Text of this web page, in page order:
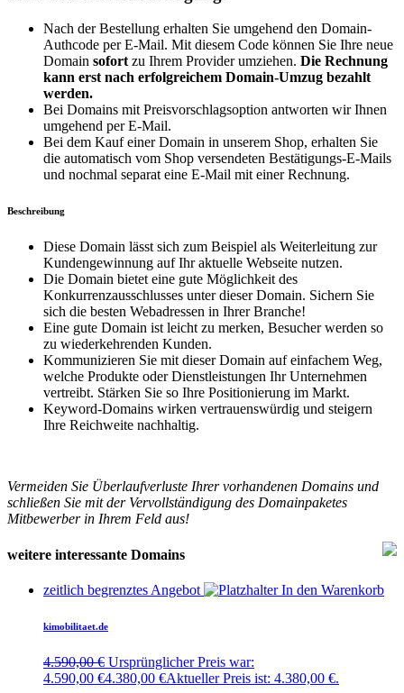
Nach der Bestellung erhalten Sie umgehend den Domain-
Authcode per E-Mail. Mit diesem Code können Sie Ihre neue
Domain sofortzu Ihrem Provider umziehen. Die Rechnung
kann erst nach erfolgreichem Domain-Umzug bezahlt
werden.
Bei Domains mit Preisvorschlagsoption antworten wir Ihnen
umgehend per E-Mail.
Bei dem Kauf einer Domain in unserem Shop, erhalten Sie
die automatisch vom Shop versendeten Bestätigungs-E-Mails
und nochmal separat eine E-Mail mit einer Rechnung.
Beschreibung
Diese Domain lässt sich zum Beispiel als Weiterleitung zur
Kundengewinnung auf Ihr aktuelle Webseite nutzen.
Die Domain bietet eine gute Möglichkeit des
Konkurrenzausschlusses unter dieser Domain. Sichern Sie
sich die besten Webadressen in Ihrer Branche!
Eine gute Domain ist leicht zu merken, Besucher werden so
zu wiederkehrenden Kunden.
Kommunizieren Sie mit dieser Domain auf einfachem Weg,
welche Produkte oder Dienstleistungen Ihr Unternehmen
vertreibt. Stärken Sie so Ihre Positionierung im Markt.
Keyword-Domains wirken vertrauenswürdig und steigern
Ihre Reichweite nachhaltig.
Vermeiden Sie Überlaufverluste Ihrer vorhandenen Domains und
schließen Sie mit der Vervollständigung des Domainpaketes
Mitbewerber in Ihrem Feld aus!
weitere interessante Domains
zeitlich begrenztes Angebot In den Warenkorb
kimobilitaet.de
4.590,00€ Ursprünglicher Preis war:
4.590,00 €4.380,00 €Aktueller Preis ist: 4.380,00 €.